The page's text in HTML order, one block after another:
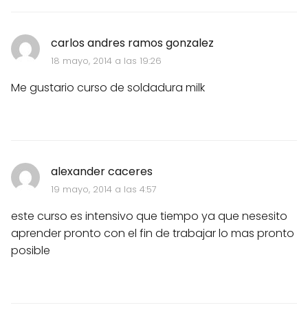
carlos andres ramos gonzalez
18 mayo, 2014 a las 19:26
Me gustario curso de soldadura milk
alexander caceres
19 mayo, 2014 a las 4:57
este curso es intensivo que tiempo ya que nesesito
aprender pronto con el fin de trabajar lo mas pronto
posible